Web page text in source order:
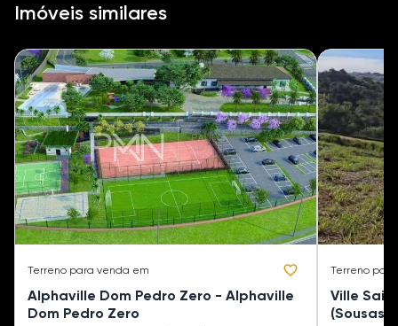
Imóveis similares
Terreno para venda em
Alphaville Dom Pedro Zero - Alphaville
Dom Pedro Zero
Terreno
Ville
(Sousas)